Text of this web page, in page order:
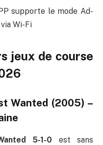
supporte le mode Ad-
Wi-Fi
jeux de course
Wanted (2005) –
5-1-0 est sans